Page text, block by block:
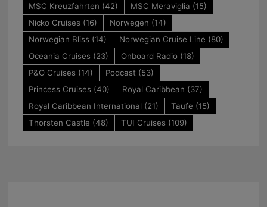
MSC Kreuzfahrten (42) MSC Meraviglia (15)
Nicko Cruises (16) Norwegen (14)
Norwegian Bliss (14) Norwegian Cruise Line (80)
Oceania Cruises (23) Onboard Radio(18)
P&O Cruises (14) Podcast (53)
Princess Cruises (40) Royal Caribbean (37)
Royal Caribbean International (21) Taufe (15)
Thorsten Castle (48) TUI Cruises (109)